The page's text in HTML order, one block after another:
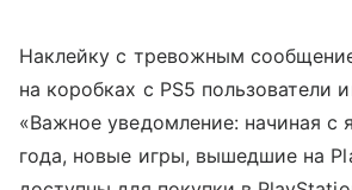
Наклейку с тревожным
на коробках с PS5 пользователи
«Важное уведомление: начиная с
года, новые игры, вышедшие на